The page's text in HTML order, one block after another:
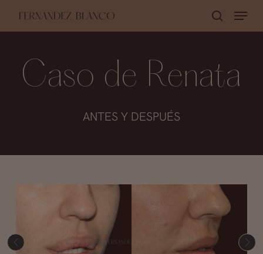
content
Menu
Caso de Renata
ANTES Y DESPUÉS